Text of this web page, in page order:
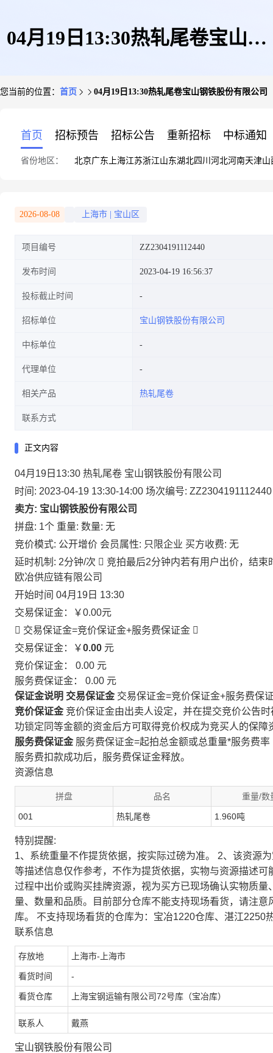
04月19日13:30热轧尾卷宝山钢
您当前的位置： 首页 04月19日13:30热轧尾卷宝山钢铁股份有限公司
首页 招标预告 招标公告 重新招标 中标通知
省份地区： 北京广东 上海江苏浙江山东湖北四川 河北河南天津山
2026-08-08 上海市 宝山区
项目编号 ZZ2304191112440
发布时间 2023-04-19 16:56:37
投标截止时间
招标单位 宝山钢铁股份有限公司
中标单位
代理单位
相关产品 热轧尾卷
联系方式
正文内容
04月19日13:30 热轧尾卷 宝山钢铁股份有限公司
时间: 2023-04-19 13:30-14:00 场次编号: ZZ2304191112440
卖方: 宝山钢铁股份有限公司
拼盘: 1个 重量: 数量: 无
竞价模式: 公开增价 会员属性: 只限企业 买方收费: 无
延时机制: 2分钟/次  竞拍最后2分钟内若有用户出价，结
欧冶供应链有限公司
开始时间 04月19日 13:30
交易保证金：
￥0.00元
 交易保证金=竞价保证金+服务费保证金 
交易保证金：￥0.00 元
竞价保证金： 0.00 元
服务费保证金： 0.00 元
保证金说明 交易保证金 交易保证金=竞价保证金+服务费保
竞价保证金 竞价保证金由出卖人设定，并在提交竞价公告
功锁定同等金额的资金后方可取得竞价权成为竞买人的保障
服务费保证金 服务费保证金=起拍总金额或总重量*服务费率
服务费扣款成功后，服务费保证金释放。
资源信息
拼盘 品名 重量/数
001 热轧尾卷 1.960吨
特别提醒:
1、系统重量不作提货依据，按实际过磅为准。 2、该资源
等描述信息仅作参考，不作为提货依据，实物与资源描述
过程中出价或购买挂牌资源，视为买方已现场确认实物质
量、数量和品质。目前部分仓库不能支持现场看货，请注
库。 不支持现场看货的仓库为：宝冶1220仓库、湛江2250
联系信息
存放地 上海市-上海市
看货时间 -
看货仓库 上海宝钢运输有限公司72号库（宝冶库）
联系人 戴燕
宝山钢铁股份有限公司